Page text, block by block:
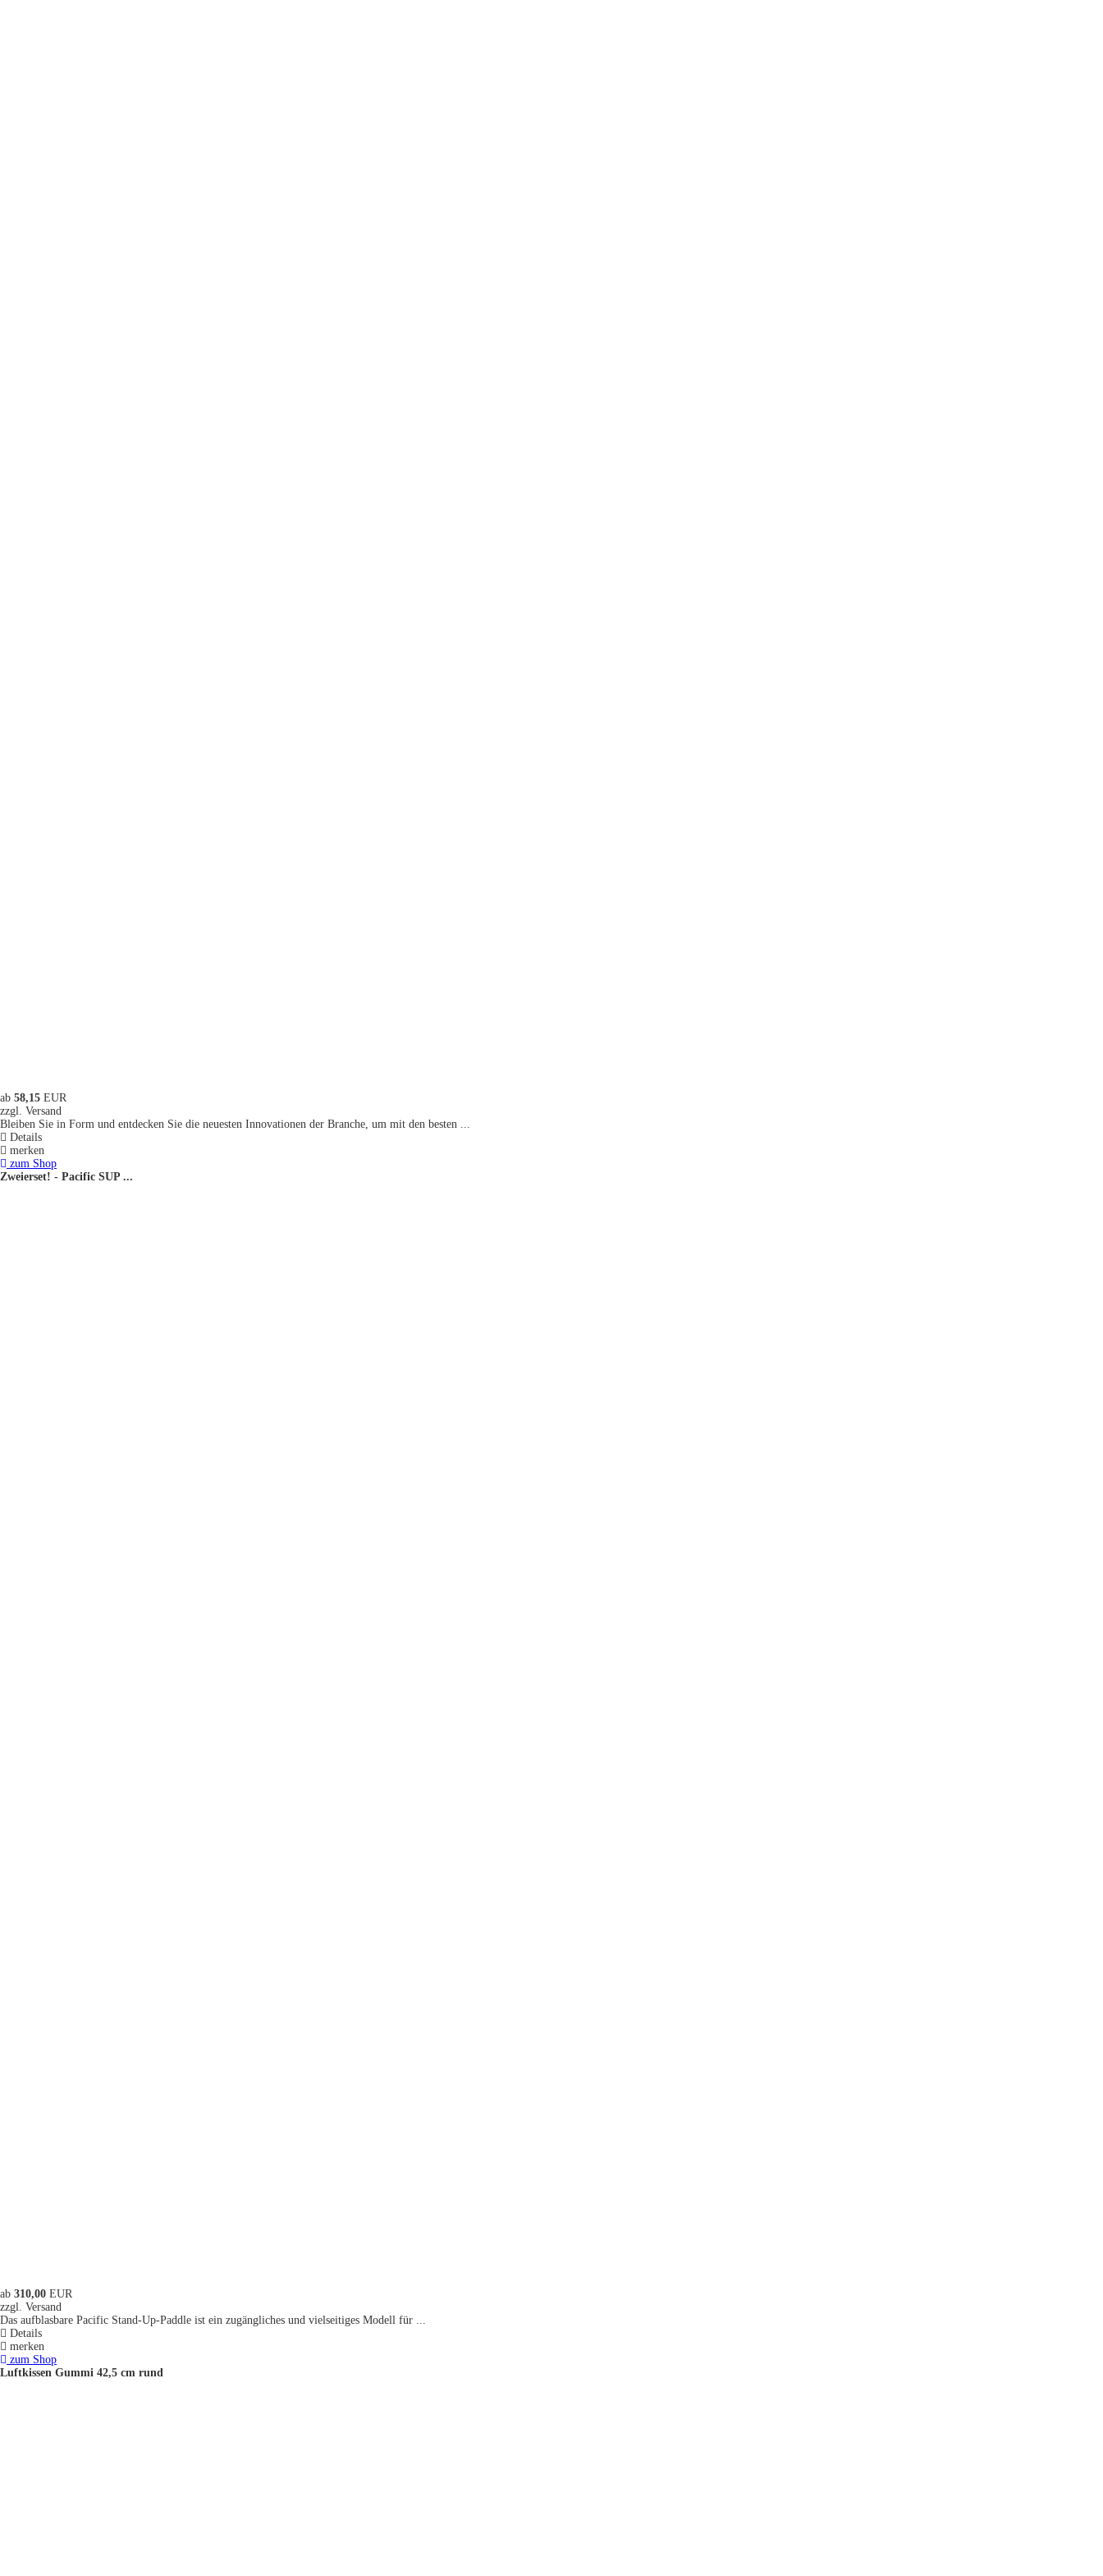
ab 58,15 EUR
zzgl. Versand
Bleiben Sie in Form und entdecken Sie die neuesten Innovationen der Branche, um mit den besten ...
Details
merken
zum Shop
Zweierset! - Pacific SUP ...
ab 310,00 EUR
zzgl. Versand
Das aufblasbare Pacific Stand-Up-Paddle ist ein zugängliches und vielseitiges Modell für ...
Details
merken
zum Shop
Luftkissen Gummi 42,5 cm rund